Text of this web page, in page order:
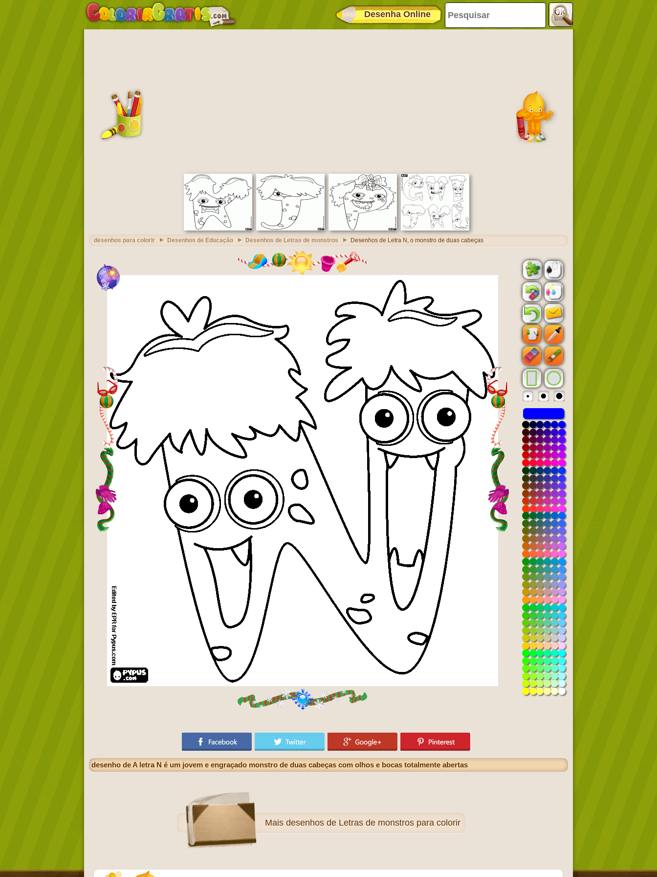
Desenha Online
desenhos para colorir Desenhos de Educação Desenhos de Letras de monstros Desenhos de Letra N, o monstro de duas cabeças
desenho de A letra N é um jovem e engraçado monstro de duas cabeças com olhos e bocas totalmente abertas
Mais desenhos de Letras de monstros para colorir